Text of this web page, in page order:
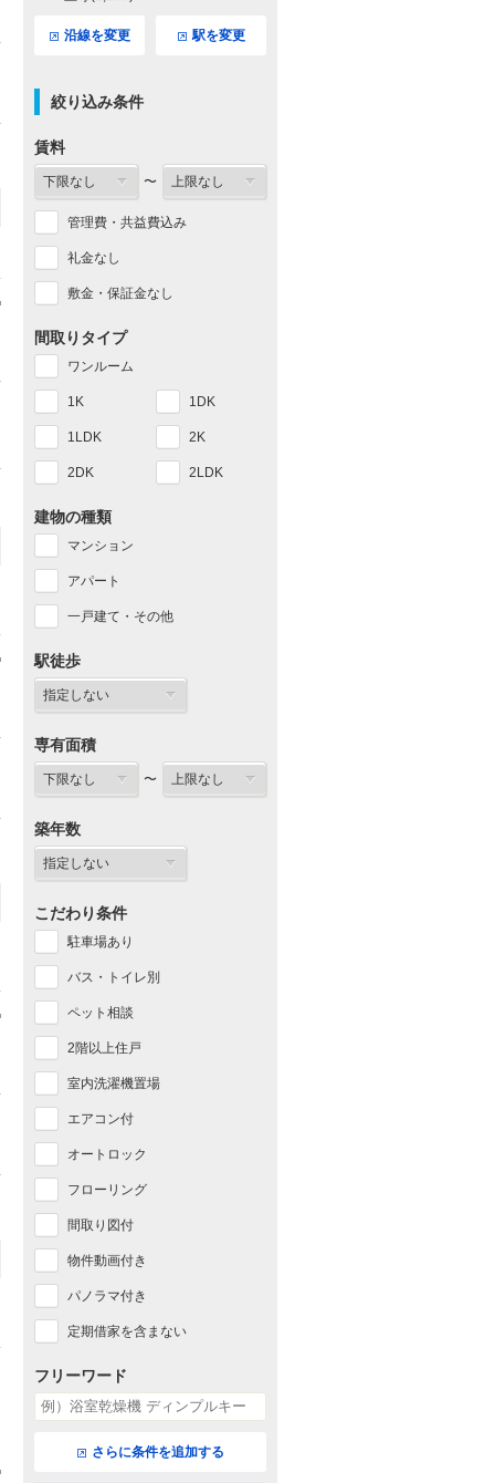
沿線を変更 駅を変更
絞り込み条件
賃料
〜
管理費・共益費込み
礼金なし
敷金・保証金なし
間取りタイプ
ワンルーム
1K 1DK
1LDK 2K
2DK 2LDK
建物の種類
マンション
アパート
一戸建て・その他
駅徒歩
専有面積
〜
築年数
こだわり条件
駐車場あり
バス・トイレ別
ペット相談
2階以上住戸
室内洗濯機置場
エアコン付
オートロック
フローリング
間取り図付
物件動画付き
パノラマ付き
定期借家を含まない
フリーワード
さらに条件を追加する